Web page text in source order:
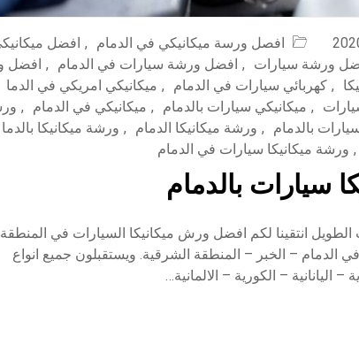
افصل ورسة ميكانيكي في الدمام , افضل
ورشة سيارات , افضل ورشة سيارات في الدمام , افضل
, كهربائي سيارات في الدمام , ميكانيكي امريكي في الدما
, ميكانيكي سيارات بالدمام , ميكانيكي في الدمام ,
بالدمام , ورشة ميكانيكا الدمام , ورشة ميكانيكا بالدما
, ورشة ميكانيكا سيارات في الدمام
سيارات بالدمام
الطويل انتقينا لكم افضل ورش ميكانيكا السيارات في المنطقة
الدمام – الخبر – المنطقة الشرقية. ويستقبلون جميع انواع
اليانانية – الكورية – الالمانية…